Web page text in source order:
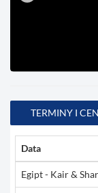
TERMINY I
Data
Egipt - Kair &